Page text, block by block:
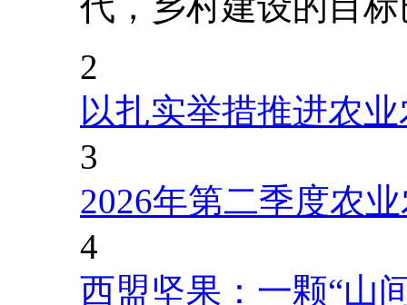
2
以扎实举措推进农
3
2026年第二季度农
4
西盟坚果：一颗“山